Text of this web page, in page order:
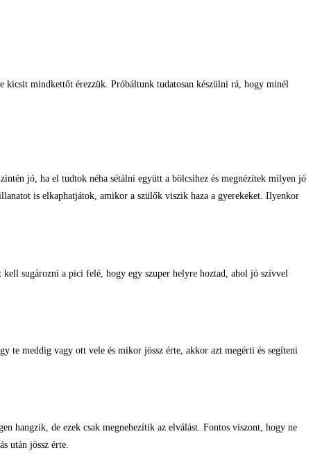
mindkettőt érezzük. Próbáltunk tudatosan készülni rá, hogy minél
jó, ha el tudtok néha sétálni együtt a bölcsihez és megnézitek milyen jó
is elkaphatjátok, amikor a szülők viszik haza a gyerekeket. Ilyenkor
sugározni a pici felé, hogy egy szuper helyre hoztad, ahol jó szívvel
te meddig vagy ott vele és mikor jössz érte, akkor azt megérti és segíteni
hangzik, de ezek csak megnehezítik az elválást. Fontos viszont, hogy ne
után jössz érte.